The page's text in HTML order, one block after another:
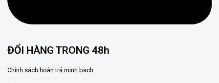
ĐỔI HÀNG TRONG 48h
Chính sách hoàn trả minh bạch